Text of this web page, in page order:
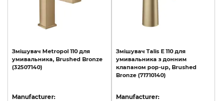
Змішувач Metropol 110 для
умивальника, Brushed Bronze
(32507140)
Manufacturer:
Змішувач Talis E 110 для
умивальника з донним
клапаном pop-up, Brushed
Bronze (71710140)
Manufacturer: